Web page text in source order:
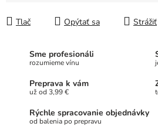
Tlač Opýtať sa Strážiť
Sme profesionáli
rozumieme vínu
Preprava k vám
už od 3,99 €
Rýchle spracovanie objednávky
od balenia po prepravu